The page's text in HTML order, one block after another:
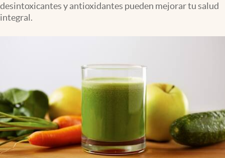
desintoxicantes y antioxidantes pueden mejorar tu salud
integral.